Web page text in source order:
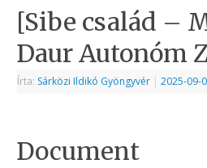
[Sibe család –
Daur Autonóm
Írta: Sárközi Ildikó Gyöngyvér | 2025-09-
Document